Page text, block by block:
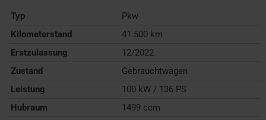
Typ
Pkw
Kilometerstand
41.500 km
Erstzulassung
12/2022
Zustand
Gebrauchtwagen
Leistung
100 kW / 136 PS
Hubraum
1499 ccm